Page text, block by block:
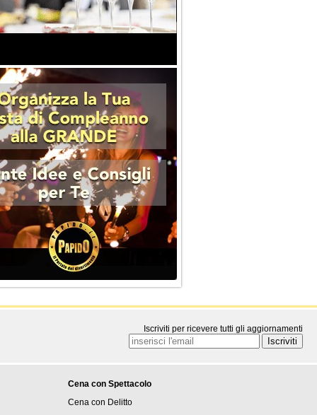
Iscriviti per ricevere tutti gli aggiornamenti
Cena con Spettacolo
Cena con Delitto